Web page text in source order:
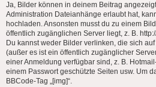
Ja, Bilder können in deinem Beitrag
Administration Dateianhänge erlaubt hat,
hochladen. Ansonsten musst du zu einem
öffentlich zugänglichen Server liegt, z. B.
Du kannst weder Bilder verlinken, die sich
(außer es ist ein öffentlich zugänglicher
einer Anmeldung verfügbar sind, z. B.
einem Passwort geschützte Seiten usw. Um
BBCode-Tag „[img]“.